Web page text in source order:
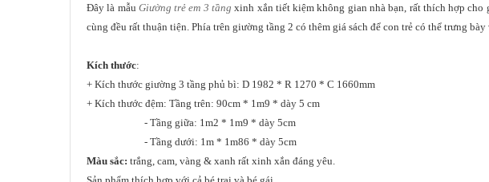
Đây là mẫu Giường trẻ em 3 tầng xinh xắn tiết kiệm không gian nhà bạn, rất thích hợp
cùng đều rất thuận tiện. Phía trên giường tầng 2 có thêm giá sách để con trẻ có thể trưng
Kích thước:
+ Kích thước giường 3 tầng phủ bì: D 1982 * R 1270 * C 1660mm
+ Kích thước đệm: Tầng trên: 90cm * 1m9 * dày 5 cm
- Tầng giữa: 1m2 * 1m9 * dày 5cm
- Tầng dưới: 1m * 1m86 * dày 5cm
Màu sắc: trắng, cam, vàng & xanh rất xinh xắn đáng yêu.